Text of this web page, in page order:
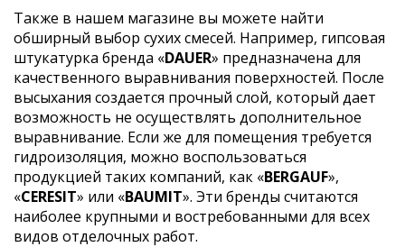
Также в нашем магазине вы можете найти
обширный выбор сухих смесей. Например, гипсовая
штукатурка бренда «DAUER» предназначена для
качественного выравнивания поверхностей. После
высыхания создается прочный слой, который дает
возможность не осуществлять дополнительное
выравнивание. Если же для помещения требуется
гидроизоляция, можно воспользоваться
продукцией таких компаний, как «BERGAUF»,
«CERESIT» или «BAUMIT». Эти бренды считаются
наиболее крупными и востребованными для всех
видов отделочных работ.